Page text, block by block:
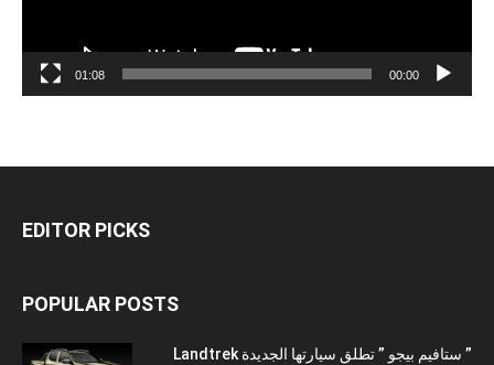
00:00
01:08
EDITOR PICKS
POPULAR POSTS
” ستافيم بيجو ” تطلق سيارتها الجديدة Landtrek